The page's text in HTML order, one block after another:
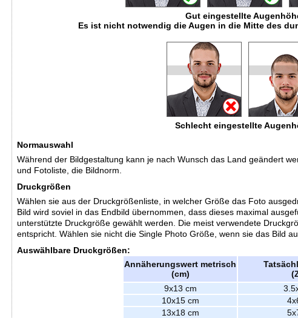
Gut eingestellte
Es ist nicht notwendig die Augen in die Mitte des
Schlecht eingestellte
Normauswahl
Während der Bildgestaltung kann je nach Wunsch das Land geändert
und Fotoliste, die Bildnorm.
Druckgrößen
Wählen sie aus der Druckgrößenliste, in welcher Größe das Foto
Bild wird soviel in das Endbild übernommen, dass dieses maximal
unterstützte Druckgröße gewählt werden. Die meist verwendete
entspricht. Wählen sie nicht die Single Photo Größe, wenn sie das Bild
Auswählbare Druckgrößen:
Annäherungswert metrisch
(cm)
9x13 cm
10x15 cm
13x18 cm